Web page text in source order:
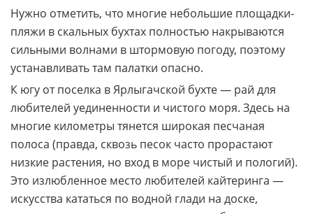
Нужно отметить, что многие небольшие площадки-
пляжи в скальных бухтах полностью накрываются
сильными волнами в штормовую погоду, поэтому
устанавливать там палатки опасно.
К югу от поселка в Ярлыгачской бухте — рай для
любителей уединенности и чистого моря. Здесь на
многие километры тянется широкая песчаная
полоса (правда, сквозь песок часто прорастают
низкие растения, но вход в море чистый и пологий).
Это излюбленное место любителей кайтеринга —
искусства кататься по водной глади на доске,